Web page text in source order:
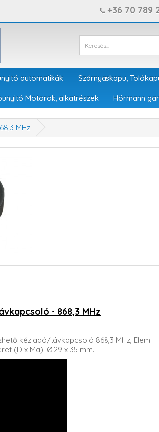
+36 70 789
automatikák Szárnyaskapu,
Motorok, alkatrészek Hörmann
MHz
- 868,3 MHz
kéziadó/távkapcsoló 868,3 MHz, Elem:
(D x Ma): Ø 29 x 35 mm.